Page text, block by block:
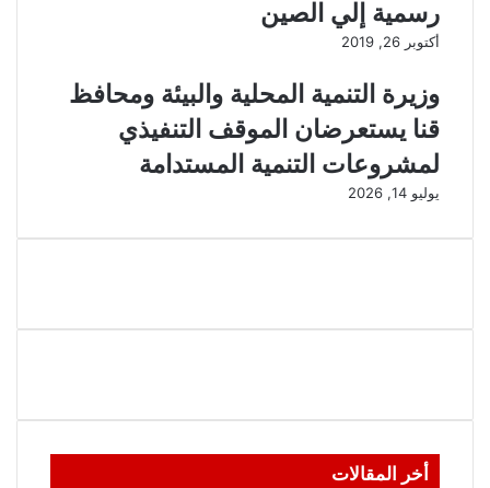
رسمية إلي الصين
أكتوبر 26, 2019
وزيرة التنمية المحلية والبيئة ومحافظ
قنا يستعرضان الموقف التنفيذي
لمشروعات التنمية المستدامة
يوليو 14, 2026
أخر المقالات